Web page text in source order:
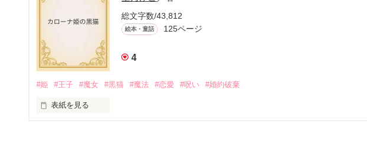
その子の名前はミライちゃんといった。
どんな字を書くのか、それが本当の名前なのかも確かではなかった。
____第1話「ミライ」
総文字数/43,812
絵本・童話 125ページ
4
#姫 #王子 #魔女 #黒猫 #魔法 #恋愛 #呪い #婚約破棄
表紙を見る